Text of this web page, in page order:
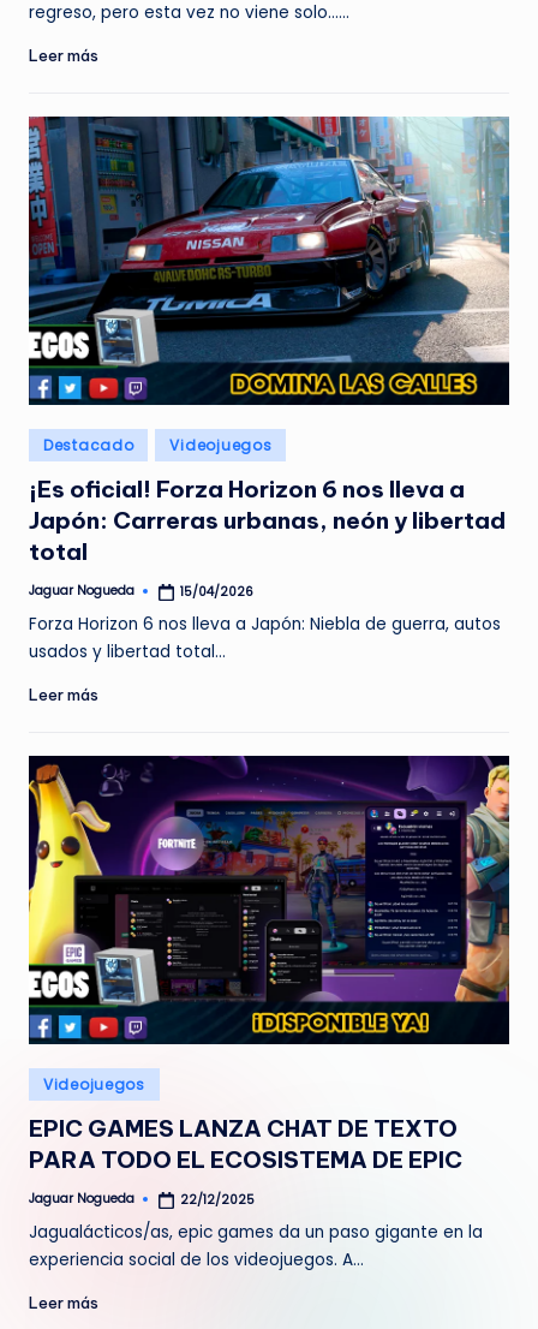
regreso, pero esta vez no viene solo...…
Leer más
Publicado
en
Destacado Videojuegos
¡Es oficial! Forza Horizon 6 nos lleva a
Japón: Carreras urbanas, neón y libertad
total
Publicado
Jaguar Nogueda 15/04/2026
Forza Horizon 6 nos lleva a Japón: Niebla de guerra, autos
usados y libertad total…
Leer más
Publicado
en
Videojuegos
EPIC GAMES LANZA CHAT DE TEXTO
PARA TODO EL ECOSISTEMA DE EPIC
Publicado
Jaguar Nogueda 22/12/2025
Jagualácticos/as, epic games da un paso gigante en la
experiencia social de los videojuegos. A…
Leer más